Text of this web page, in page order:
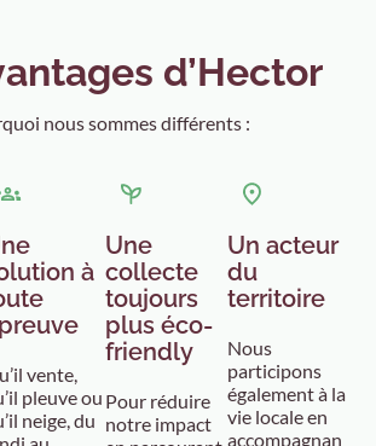
d’Hector
nous sommes différents :
à
vente,
pleuve ou
neige, du
Une
collecte
toujours
plus éco-
friendly
Pour réduire
notre impact
Un acteur
du
territoire
Nous
participons
également à la
vie locale en
accompagnan